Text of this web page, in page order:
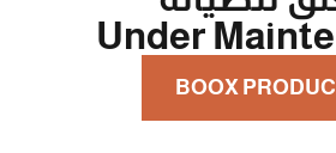
Under
BOOX